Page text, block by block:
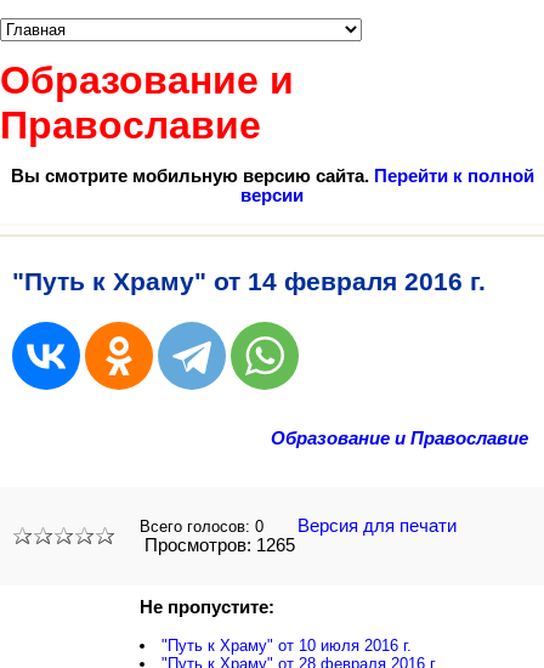
Образование и
Православие
Вы смотрите мобильную версию сайта. Перейти к полной
версии
"Путь к Храму" от 14 февраля 2016 г.
Образование и Православие
Всего голосов: 0
Версия для печати
Просмотров: 1265
Не пропустите:
"Путь к Храму" от 10 июля 2016 г.
"Путь к Храму" от 28 февраля 2016 г.